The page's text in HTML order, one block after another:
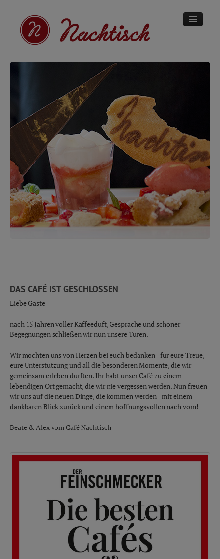
KOCHKURSE
CAFÉ NACHTISCH
KONTAKT
DAS CAFÉ IST GESCHLOSSEN
Liebe Gäste
nach 15 Jahren voller Kaffeeduft, Gespräche und schöner
Begegnungen schließen wir nun unsere Türen.
Wir möchten uns von Herzen bei euch bedanken - für eure Treue,
eure Unterstützung und all die besonderen Momente, die wir
gemeinsam erleben durften. Ihr habt unser Café zu einem
lebendigen Ort gemacht, die wir nie vergessen werden. Nun freuen
wir uns auf die neuen Dinge, die kommen werden - mit einem
dankbaren Blick zurück und einem hoffnungsvollen nach vorn!
Beate & Alex vom Café Nachtisch